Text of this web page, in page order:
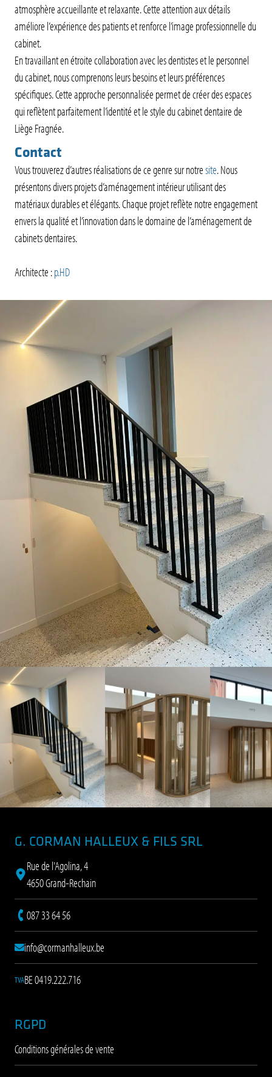
atmosphère accueillante et relaxante. Cette attention aux détails
améliore l’expérience des patients et renforce l’image professionnelle du
cabinet.
En travaillant en étroite collaboration avec les dentistes et le personnel
du cabinet, nous comprenons leurs besoins et leurs préférences
spécifiques. Cette approche personnalisée permet de créer des espaces
qui reflètent parfaitement l’identité et le style du cabinet dentaire de
Liège Fragnée.
Contact
Vous trouverez d’autres réalisations de ce genre sur notresite. Nous
présentons divers projets d’aménagement intérieur utilisant des
matériaux durables et élégants. Chaque projet reflète notre engagement
envers la qualité et l’innovation dans le domaine de l’aménagement de
cabinets dentaires.
Architecte :p.HD
G. CORMAN HALLEUX & FILS SRL
Rue de l'Agolina, 4
4650 Grand-Rechain
087 33 64 56
info@cormanhalleux.be
TVABE 0419.222.716
RGPD
Conditions générales de vente